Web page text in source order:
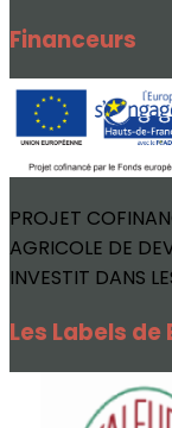
Financeurs
PROJET
AGRICOLE DE
INVESTIT DANS
Les Labels